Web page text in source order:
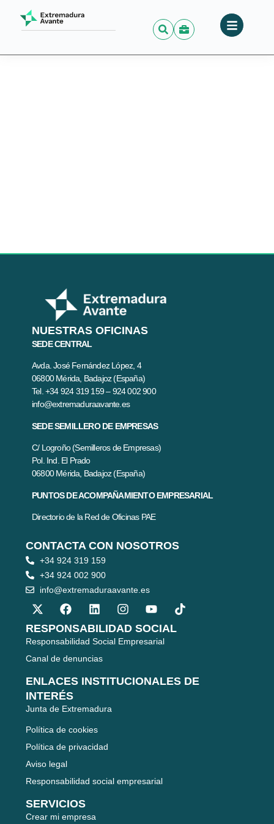
NUESTRAS OFICINAS
SEDE CENTRAL
Avda. José Fernández López, 4
06800 Mérida, Badajoz (España)
Tel. +34 924 319 159 – 924 002 900
info@extremaduraavante.es
SEDE SEMILLERO DE EMPRESAS
C/ Logroño (Semilleros de Empresas)
Pol. Ind. El Prado
06800 Mérida, Badajoz (España)
PUNTOS DE ACOMPAÑAMIENTO EMPRESARIAL
Directorio de la Red de Oficinas PAE
CONTACTA CON NOSOTROS
+34 924 319 159
+34 924 002 900
info@extremaduraavante.es
RESPONSABILIDAD SOCIAL
Responsabilidad Social Empresarial
Canal de denuncias
ENLACES INSTITUCIONALES DE
INTERÉS
Junta de Extremadura
Política de cookies
Política de privacidad
Aviso legal
Responsabilidad social empresarial
SERVICIOS
Crear mi empresa